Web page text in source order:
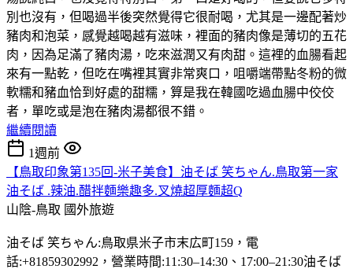
別也沒有，但喝過半後突然覺得它很耐喝，尤其是一邊配著炒
豬肉和泡菜，感覺越喝越有滋味，裡面的豬肉像是薄切的五花
肉，因為足滿了豬肉湯，吃來滋潤又有肉甜。這裡的血腸看起
來有一點乾，但吃在嘴裡其實非常爽口，咀嚼端帶點冬粉的微
軟糯和豬血恰到好處的甜糯，算是我在韓國吃過血腸中佼佼
者，單吃或是泡在豬肉湯都很不錯。
繼續閱讀
1週前
【鳥取印象第135回-米子美食】油そば 笑ちゃん.鳥取第一家
油そば .辣油.醋拌麵樂趣多.叉燒超厚麵超Q
山陰-鳥取 國外旅遊
油そば 笑ちゃん:鳥取県米子市末広町159，電
話:+81859302992，營業時間:11:30–14:30、17:00–21:30油そば